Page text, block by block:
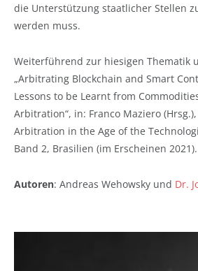
die Unterstützung staatlicher Stellen
werden muss.
Weiterführend zur hiesigen Thematik
„Arbitrating Blockchain and Smart
Lessons to be Learnt from
Arbitration“, in: Franco Maziero
Arbitration in the Age of the
Band 2, Brasilien (im Erscheinen 2021).
Autoren: Andreas Wehowsky und Dr.